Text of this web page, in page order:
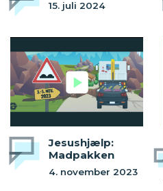
15. juli 2024
Jesushjælp:
Madpakken
4. november 2023